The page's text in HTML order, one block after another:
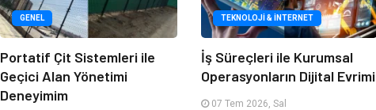
GENEL
Portatif Çit Sistemleri ile
Geçici Alan Yönetimi
Deneyimim
TEKNOLOJI & İNTERNET
İş Süreçleri ile Kurumsal
Operasyonların Dijital Evrimi
07 Tem 2026, Sal